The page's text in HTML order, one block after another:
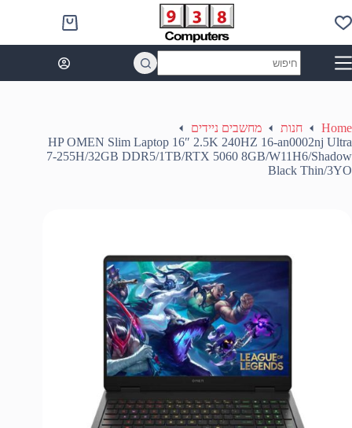
to
content
Shopping
cart
results
Home חנות
מחשבים ניידים
HP OMEN Slim Laptop 16″ 2.5K 240HZ 16-an0002nj Ultra
7-255H/32GB DDR5/1TB/RTX 5060 8GB/W11H6/Shadow
Black Thin/3YO